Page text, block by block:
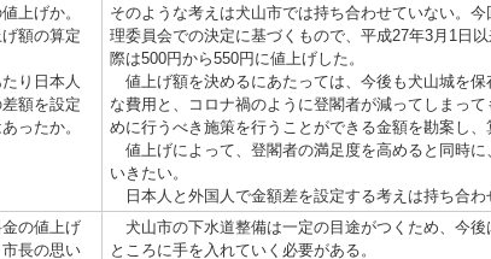
上げか。
額の算定
り日本人
額を設定
ったか。
そのような考えは犬山市では持ち合わせていない。
理委員会での決定に基づくもので、平成27年3月1日
際は500円から550円に値上げした。
値上げ額を決めるにあたっては、今後も犬山城を保
な費用と、コロナ禍のように登閣者が減ってしまっ
めに行うべき施策を行うことができる金額を勘案し、
値上げによって、登閣者の満足度を高めると同時に
いきたい。
日本人と外国人で金額差を設定する考えは持ち合わ
の値上げ
長の思い
犬山市の下水道整備は一定の目途がつくため、今後
ところに手を入れていく必要がある。